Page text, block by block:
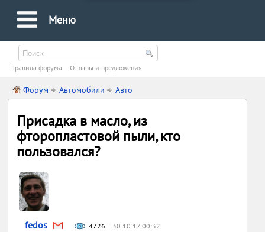
Меню
Правила форума Oтзывы и предложения
Форум Автомобили Авто
Присадка в масло, из
фторопластовой пыли, кто
пользовался?
fedos 4726 30.10.17 00:32